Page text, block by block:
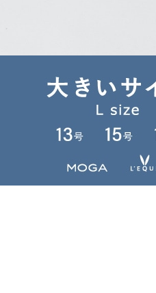
サンダル(さんだる)